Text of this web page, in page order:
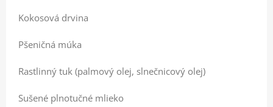
Kokosová drvina
Pšeničná múka
Rastlinný tuk (palmový olej, slnečnicový olej)
Sušené plnotučné mlieko